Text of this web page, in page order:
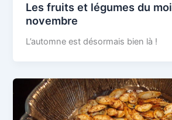
Les fruits et légumes du
novembre
L’automne est désormais bien là !